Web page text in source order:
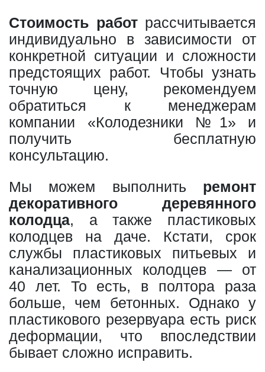
Стоимость работрассчитывается
индивидуально в зависимости от
конкретной ситуации и сложности
предстоящих работ. Чтобы узнать
точную цену, рекомендуем
обратиться к менеджерам
компании «Колодезники №1» и
получить бесплатную
консультацию.
Мы можем выполнить ремонт
декоративного деревянного
колодца, а также пластиковых
колодцев на даче. Кстати, срок
службы пластиковых питьевых и
канализационных колодцев — от
40 лет. То есть, в полтора раза
больше, чем бетонных. Однако у
пластикового резервуара есть риск
деформации, что впоследствии
бывает сложно исправить.